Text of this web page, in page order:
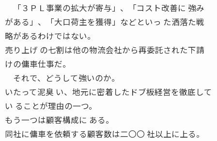
「３ＰＬ事業の拡大が寄与」、「コスト改善に 強み
がある」、「大口荷主を獲得」などといっ た洒落た戦
略があるわけではない。
売り上げ の七割は他の物流会社から再委託された下請
けの傭車仕事だ。
それで、どうして強いのか。
いたって泥臭 い、地元に密着したドブ板経営を徹底して
い ることが理由の一つ。
もう一つは顧客構成に ある。
同社に傭車を依頼する顧客数は二〇〇 社以上に上る。